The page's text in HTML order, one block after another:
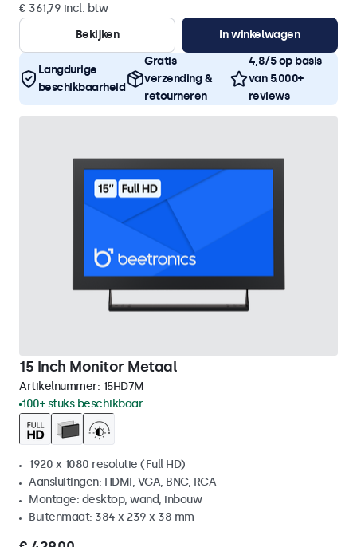
€ 361,79 incl. btw
Bekijken
In winkelwagen
Langdurige
beschikbaarheid
Gratis
verzending &
retourneren
4,8/5 op basis
van 5.000+
reviews
15 Inch Monitor Metaal
Artikelnummer: 15HD7M
100+ stuks beschikbaar
1920 x 1080 resolutie (Full HD)
Aansluitingen: HDMI, VGA, BNC, RCA
Montage: desktop, wand, inbouw
Buitenmaat: 384 x 239 x 38 mm